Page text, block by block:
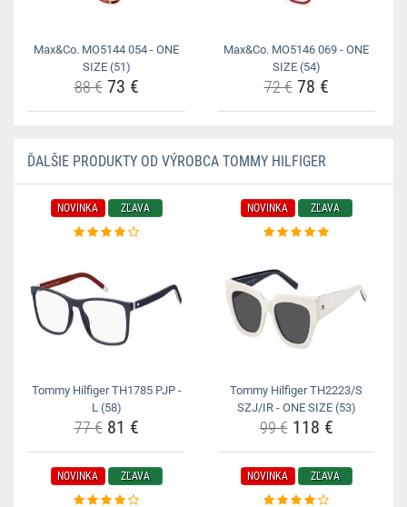
Max&Co. MO5144 054 - ONE
SIZE (51)
88 €73 €
Max&Co. MO5146 069 - ONE
SIZE (54)
72 €78 €
ĎALŠIE PRODUKTY OD VÝROBCA TOMMY HILFIGER
NOVINKA ZĽAVA
Tommy Hilfiger TH1785 PJP -
L (58)
77 €81 €
NOVINKA ZĽAVA
Tommy Hilfiger TH2223/S
SZJ/IR - ONE SIZE (53)
99 €118 €
NOVINKA ZĽAVA NOVINKA ZĽAVA